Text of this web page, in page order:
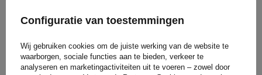
Heb je vragen over de keuze of het gebruik van onze
Unitrailer geven je graag alle informatie.
Configuratie van toestemmingen
Wij gebruiken cookies om de juiste werking van de website te
waarborgen, sociale functies aan te bieden, verkeer te
analyseren en marketingactiviteiten uit te voeren – zowel door